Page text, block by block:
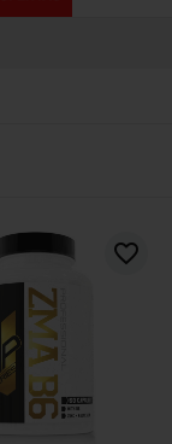
favorite_border